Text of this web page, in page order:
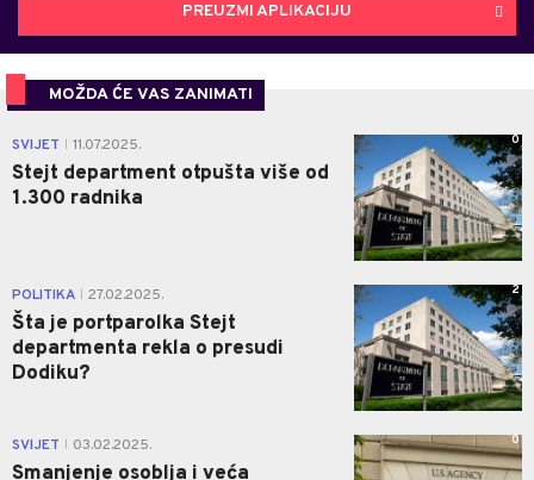
PREUZMI APLIKACIJU
MOŽDA ĆE VAS ZANIMATI
SVIJET 11.07.2025.
Stejt department otpušta više od
1.300 radnika
0
POLITIKA 27.02.2025.
Šta je portparolka Stejt
departmenta rekla o presudi
Dodiku?
2
SVIJET 03.02.2025.
Smanjenje osoblja i veća
0